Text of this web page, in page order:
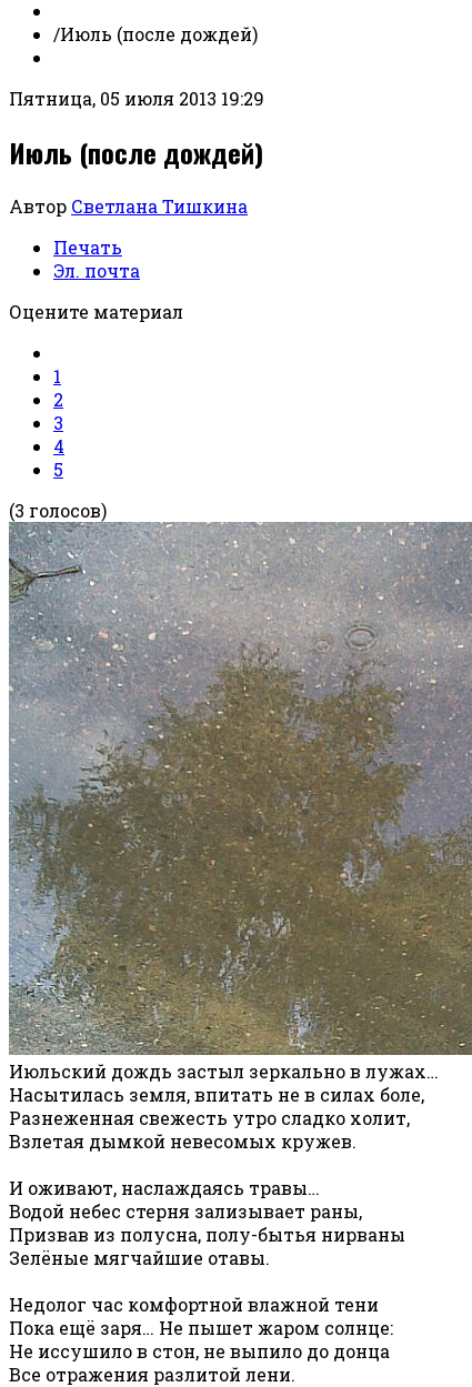
/Июль (после дождей)
Пятница, 05 июля 2013 19:29
Июль (после дождей)
Автор Светлана Тишкина
Печать
Эл. почта
Оцените материал
1
2
3
4
5
(3 голосов)
Июльский дождь застыл зеркально в лужах…
Насытилась земля, впитать не в силах боле,
Разнеженная свежесть утро сладко холит,
Взлетая дымкой невесомых кружев.
И оживают, наслаждаясь травы…
Водой небес стерня зализывает раны,
Призвав из полусна, полу-бытья нирваны
Зелёные мягчайшие отавы.
Недолог час комфортной влажной тени
Пока ещё заря… Не пышет жаром солнце:
Не иссушило в стон, не выпило до донца
Все отражения разлитой лени.